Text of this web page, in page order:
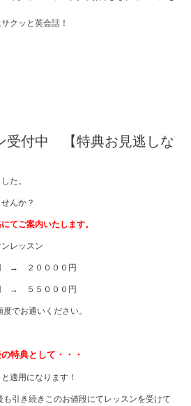
クッと英会話！
受付中 【特典お見逃しな
た。
んか？
てご案内いたします。
ンレッスン
→ ２００００円
→ ５５０００円
でお通いください。
特典として・・・
適用になります！
引き続きこのお値段にてレッスンを受けて